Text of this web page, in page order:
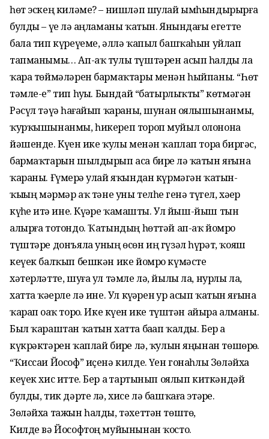
һөт эскең киләме? – нишләп шулай ымһындырырға
булды – үҙе лә аңламаны ҡатын. Янындағы егетте
бала тип күреүеме, әллә ҡапыл башҡаһын уйлап
тапманымы… Ап-аҡ тулы түштәрен асып һалды ла
ҡара төймәләрен бармаҡтары менән һыйпаны. “Һөт
тәмле-е” тип һуҙҙы. Бындай “батырлыҡты” көтмәгән
Рәсүл тәүҙә һағайып ҡараны, шунан оялышынанмы,
ҡурҡышынанмы, һикереп тороп муйыл олонона
йәшенде. Күҙен ике ҡулы менән ҡаплап тора биргәс,
бармаҡтарын шылдырып аса бирҙе лә ҡатын яғына
ҡараны. Ғүмерҙә улай яҡындан күрмәгән ҡатын-
ҡыҙҙың мәрмәр аҡ тәне уны телһеҙ генә түгел, хәҙер
күҙһеҙ итә ине. Күҙҙәре ҡамашты. Ул йыш-йыш тын
алырға тотондо. Ҡатындың һөттәй ап-аҡ йомро
түштәре донъяла уның өсөн иң гүзәл һүрәт, ҡояш
кеүек балҡып бешкән ике йомро күмәсте
хәтерләтте, шуға ул тәмле лә, йылы ла, нурлы ла,
хатта ҡәҙерле лә ине. Ул күҙҙәрен ҙур асып ҡатын яғына
ҡарап оҙаҡ торҙо. Ике күҙен ике түштән айыра алманы.
Был ҡараштан ҡатын хатта баҙап ҡалды. Бер аҙ
күкрәктәрен ҡаплай бирҙе лә, ҡулын яңынан төшөрҙө.
“Ҡиссаи Йософ” иҫенә килде. Үҙен гонаһлы Зөләйха
кеүек хис итте. Бер аҙ тартынып оялып киткәндәй
булды, тик дәрте лә, хисе лә башҡаға этәрҙе.
Зөләйха тажын һалды, тәхеттән төштө,
Килде вә Йософтоң муйынынан ҡосто.